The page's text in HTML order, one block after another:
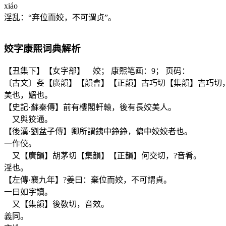
xiáo
淫乱：“弃位而姣，不可谓贞”。
姣字康熙词典解析
【丑集下】【女字部】 姣； 康熙笔画：9； 页码：
〔古文〕㚣【廣韻】【韻會】【正韻】古巧切【集韻】吉巧切
美也，媚也。
【史記·蘇秦傳】前有樓閣軒轅，後有長姣美人。
又與狡通。
【後漢·劉盆子傳】卿所謂銕中錚錚，傭中姣姣者也。
一作佼。
又【廣韻】胡茅切【集韻】【正韻】何交切，?音肴。
淫也。
【左傳·襄九年】?姜曰：棄位而姣，不可謂貞。
一曰如字讀。
又【集韻】後敎切，音效。
義同。